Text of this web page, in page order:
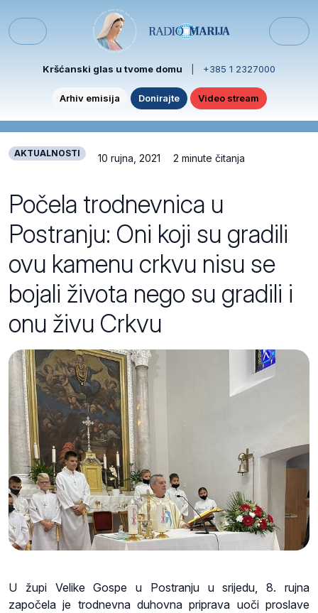
Menu
Kršćanski glas u tvome domu +385 1 2327000
Arhiv emisija Donirajte Video stream
AKTUALNOSTI 10 rujna, 2021 2 minute čitanja
Počela trodnevnica u
Postranju: Oni koji su gradili
ovu kamenu crkvu nisu se
bojali života nego su gradili i
onu živu Crkvu
U župi Velike Gospe u Postranju u srijedu, 8. rujna
započela je trodnevna duhovna priprava uoči proslave